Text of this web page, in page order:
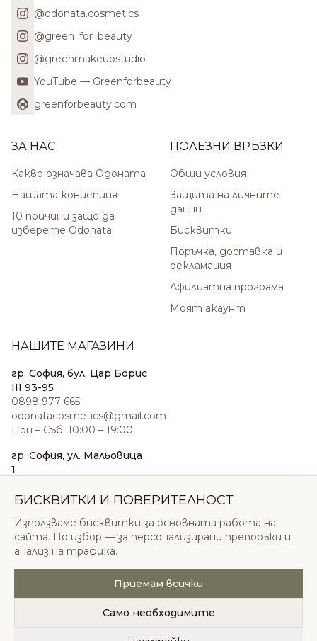
@odonata.cosmetics
@green_for_beauty
@greenmakeupstudio
YouTube — Greenforbeauty
greenforbeauty.com
ЗА НАС
Какво означава Одоната
Нашата концепция
10 причини защо да
изберете Odonata
ПОЛЕЗНИ ВРЪЗКИ
Общи условия
Защита на личните
данни
Бисквитки
Поръчка, доставка и
рекламация
Афилиатна програма
Моят акаунт
НАШИТЕ МАГАЗИНИ
гр. София, бул. Цар Борис
III 93-95
0898 977 665
odonatacosmetics@gmail.com
Пон – Съб: 10:00 – 19:00
гр. София, ул. Мальовица
1
sales@odonatacosmetics.com
Нед: 11:00 – 18:00
© 2026 Одоната Козметикс ООД. Всички права
запазени.
Политика за поверителностОбщи условия
БИСКВИТКИ И ПОВЕРИТЕЛНОСТ
Използваме бисквитки за основната работа на
сайта. По избор — за персонализирани препоръки и
анализ на трафика.
Приемам всички
Само необходимите